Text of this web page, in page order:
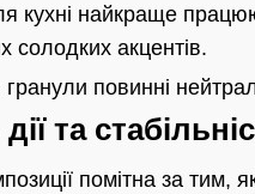
кухні найкраще
солодких акцентів.
гранули повинні
та
помітна за